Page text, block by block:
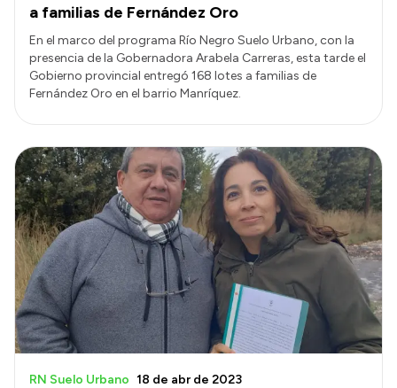
a familias de Fernández Oro
En el marco del programa Río Negro Suelo Urbano, con la
presencia de la Gobernadora Arabela Carreras, esta tarde el
Gobierno provincial entregó 168 lotes a familias de
Fernández Oro en el barrio Manríquez.
RN Suelo Urbano 18 de abr de 2023